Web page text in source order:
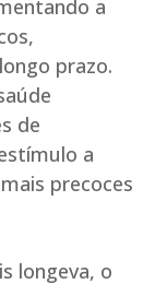
a
prazo.
de
a
precoces
longeva, o